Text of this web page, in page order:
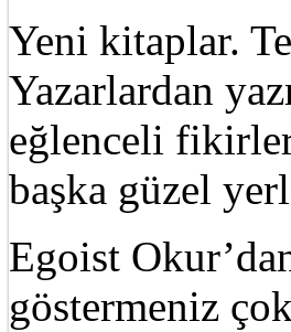
Yeni kitaplar.
Yazarlardan
eğlenceli
başka güzel
Egoist
göstermeniz